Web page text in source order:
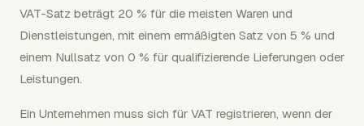
VAT-Satz beträgt 20 % für die meisten Waren und
Dienstleistungen, mit einem ermäßigten Satz von 5 % und
einem Nullsatz von 0 % für qualifizierende Lieferungen oder
Leistungen.
Ein Unternehmen muss sich für VAT registrieren, wenn der